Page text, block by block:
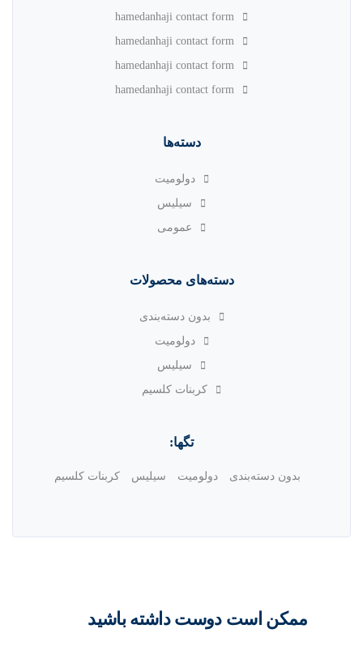
hamedanhaji contact form
hamedanhaji contact form
hamedanhaji contact form
hamedanhaji contact form
دسته‌ها
دولومیت
سیلیس
عمومی
دسته‌های محصولات
بدون دسته‌بندی
دولومیت
سیلیس
کربنات کلسیم
تگها:
بدون دسته‌بندی دولومیت سیلیس کربنات کلسیم
ممکن است دوست داشته باشید